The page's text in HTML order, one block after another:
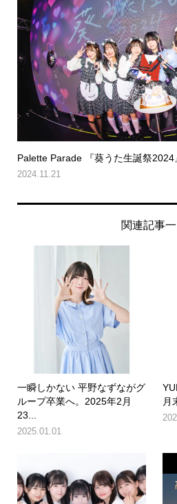
Palette Parade 『葵うた生誕祭2024
2024.11.21
関連記事
一瞬しかない 平野なずながグ
ループ卒業へ。2025年2月
23...
2025.01.01
月